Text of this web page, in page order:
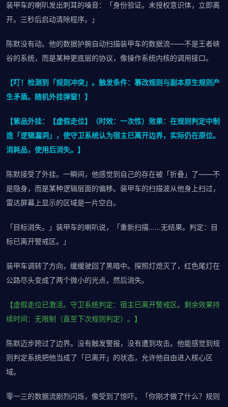
装甲车的喇叭发出刺耳的噪音：「身份验证。未授权意识体，立即离
开。三秒后启动清除程序。」
陈默没有动。他的数据护腕自动扫描装甲车的数据流——不是王者峡
谷的系统，而是某种更底层的协议，像操作系统内核的调用接口。
【叮！检测到「规则冲突」。触发条件：篡改规则与副本原生规则产
生矛盾。随机外挂弹窗！】
【紫品外挂：【虚假走位】（时效：一次性）效果：在规则判定中制
造「逻辑漏洞」，使守卫系统认为宿主已离开边界，实际仍在原位。
消耗品，使用后消失。】
陈默接受了外挂。一瞬间，他感觉到自己的存在被「折叠」了——不
是隐身，而是某种逻辑层面的偏移。装甲车的扫描波从他身上扫过，
雷达屏幕上显示的区域是一片空白。
「目标消失。」装甲车的喇叭说，「重新扫描……无结果。判定：目
标已离开警戒区。」
装甲车调转了方向，缓缓驶回了黑暗中。探照灯熄灭了，红色尾灯在
公路尽头变成了两个微小的光点，然后消失。
【虚假走位已激活。守卫系统判定：宿主已离开警戒区。剩余效果持
续时间：无限制（直至下次规则判定）。】
陈默迈步跨过了边界。没有触发警报，没有遭到攻击。他能感觉到规
则判定系统把他当成了「已离开」的状态，允许他自由进入核心区
域。
零一三的数据流剧烈闪烁，像受到了惊吓。「你刚才做了什么？规则